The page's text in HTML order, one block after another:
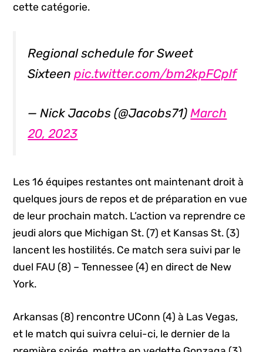
cette catégorie.
Regional schedule for Sweet
Sixteenpic.twitter.com/bm2kpFCplf
— Nick Jacobs (@Jacobs71)March
20, 2023
Les 16 équipes restantes ont maintenant droit à
quelques jours de repos et de préparation en vue
de leur prochain match. L’action va reprendre ce
jeudi alors que Michigan St. (7) et Kansas St. (3)
lancent les hostilités. Ce match sera suivi par le
duel FAU (8) – Tennessee (4) en direct de New
York.
Arkansas (8) rencontre UConn (4) à Las Vegas,
et le match qui suivra celui-ci, le dernier de la